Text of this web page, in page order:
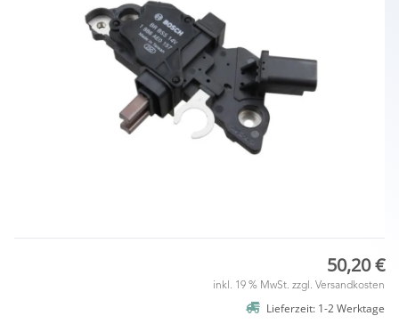
50,20 €
inkl. 19 % MwSt. zzgl. Versandkosten
Lieferzeit: 1-2 Werktage